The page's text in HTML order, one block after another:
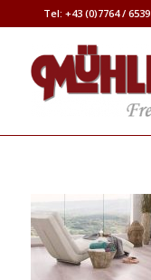
Tel:+43 (0)7764 / 6539